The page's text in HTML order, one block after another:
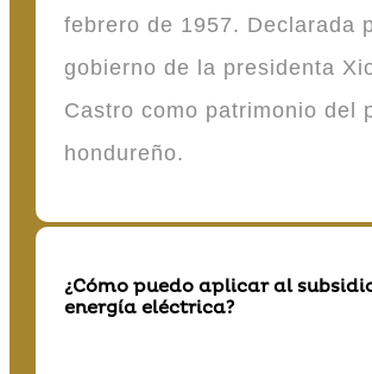
febrero de 1957. Declarada
gobierno de la presidenta
Castro como patrimonio del
hondureño.
¿Cómo puedo aplicar al
energía eléctrica?